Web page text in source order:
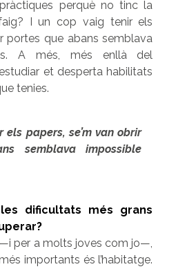
perquè no tinc la
I un cop vaig tenir els
portes que abans semblava
A més, més enllà del
et desperta habilitats
tenies.
els papers, se’m van obrir
semblava impossible
dificultats més grans
per a molts joves com jo—,
importants és l’habitatge.